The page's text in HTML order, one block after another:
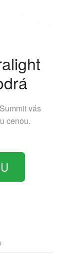
vás
cenou.